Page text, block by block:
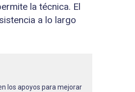
la técnica. El
a lo largo
los apoyos para mejorar